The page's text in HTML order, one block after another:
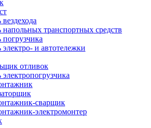
напольных транспортных средств
погрузчика
электро- и автотележки
отливок
сварщик
электромонтер